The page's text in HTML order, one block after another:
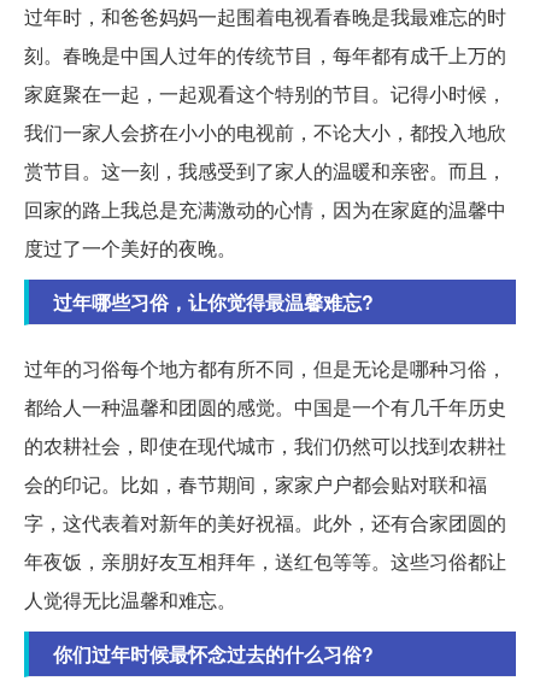
过年时，和爸爸妈妈一起围着电视看春晚是我最难忘的时
刻。春晚是中国人过年的传统节目，每年都有成千上万的
家庭聚在一起，一起观看这个特别的节目。记得小时候，
我们一家人会挤在小小的电视前，不论大小，都投入地欣
赏节目。这一刻，我感受到了家人的温暖和亲密。而且，
回家的路上我总是充满激动的心情，因为在家庭的温馨中
度过了一个美好的夜晚。
过年哪些习俗，让你觉得最温馨难忘?
过年的习俗每个地方都有所不同，但是无论是哪种习俗，
都给人一种温馨和团圆的感觉。中国是一个有几千年历史
的农耕社会，即使在现代城市，我们仍然可以找到农耕社
会的印记。比如，春节期间，家家户户都会贴对联和福
字，这代表着对新年的美好祝福。此外，还有合家团圆的
年夜饭，亲朋好友互相拜年，送红包等等。这些习俗都让
人觉得无比温馨和难忘。
你们过年时候最怀念过去的什么习俗?